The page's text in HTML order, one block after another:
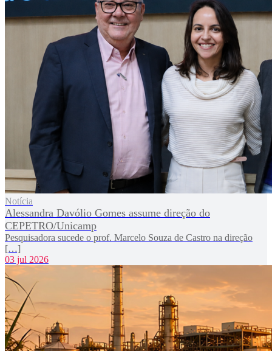
Notícia
Alessandra Davólio Gomes assume direção do
CEPETRO/Unicamp
Pesquisadora sucede o prof. Marcelo Souza de Castro na direção
[…]
03 jul 2026